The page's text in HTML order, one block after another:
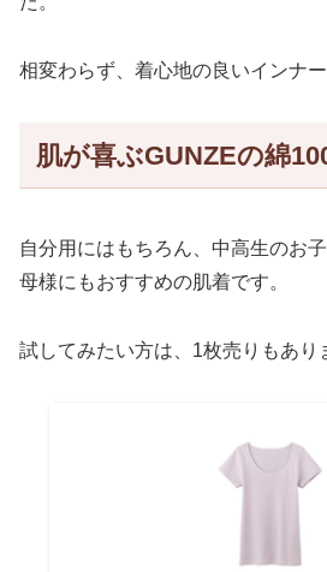
相変わらず、着心地の良いインナー
肌が喜ぶGUNZEの綿
自分用にはもちろん、中高生のお
母様にもおすすめの肌着です。
試してみたい方は、1枚売りもあり